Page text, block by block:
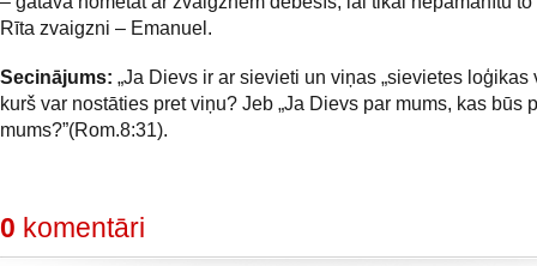
Rīta zvaigzni – Emanuel.
Secinājums: „Ja Dievs ir ar sievieti un viņas „sievietes loģikas
kurš var nostāties pret viņu? Jeb „Ja Dievs par mums, kas būs
mums?”(Rom.8:31).
0 komentāri